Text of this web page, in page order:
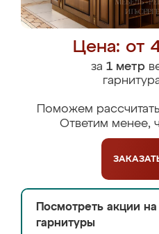
Цена: от
за 1 метр
Поможем
Ответим менее,
Посмотреть акции
гарнитуры